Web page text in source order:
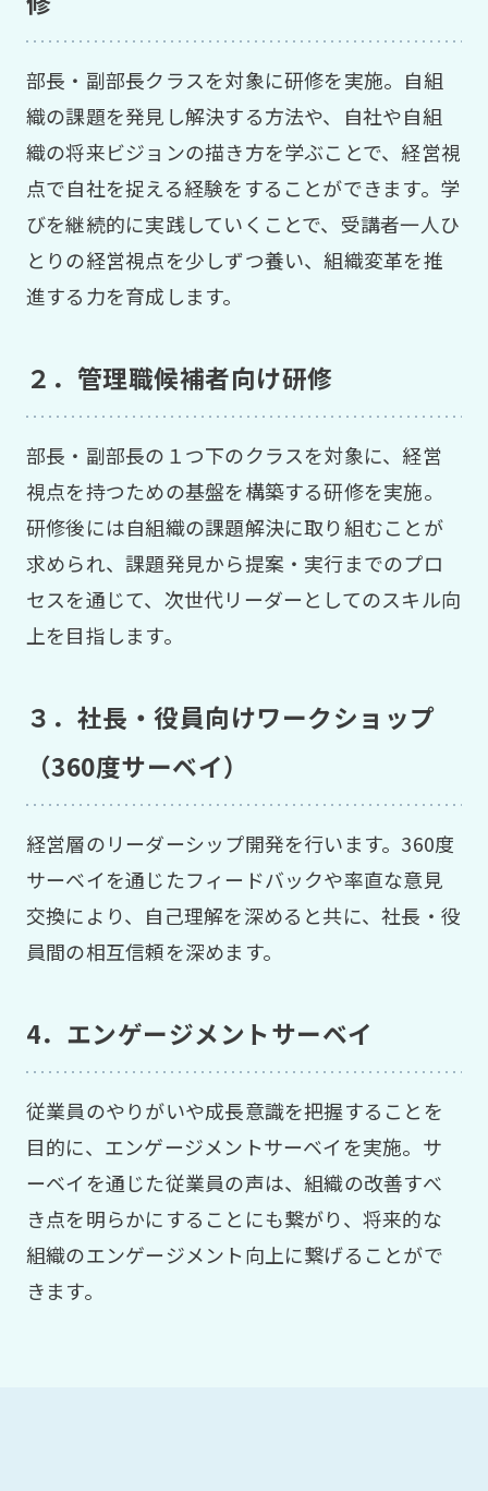
部長・副部長クラスを対象に研修を実施。自組
織の課題を発見し解決する方法や、自社や自組
織の将来ビジョンの描き方を学ぶことで、経営視
点で自社を捉える経験をすることができます。学
びを継続的に実践していくことで、受講者一人ひ
とりの経営視点を少しずつ養い、組織変革を推
進する力を育成します。
２．管理職候補者向け研修
部長・副部長の１つ下のクラスを対象に、経営
視点を持つための基盤を構築する研修を実施。
研修後には自組織の課題解決に取り組むことが
求められ、課題発見から提案・実行までのプロ
セスを通じて、次世代リーダーとしてのスキル向
上を目指します。
３．社長・役員向けワークショップ
（360度サーベイ）
経営層のリーダーシップ開発を行います。360度
サーベイを通じたフィードバックや率直な意見
交換により、自己理解を深めると共に、社長・役
員間の相互信頼を深めます。
4．エンゲージメントサーベイ
従業員のやりがいや成長意識を把握することを
目的に、エンゲージメントサーベイを実施。サ
ーベイを通じた従業員の声は、組織の改善すべ
き点を明らかにすることにも繋がり、将来的な
組織のエンゲージメント向上に繋げることがで
きます。